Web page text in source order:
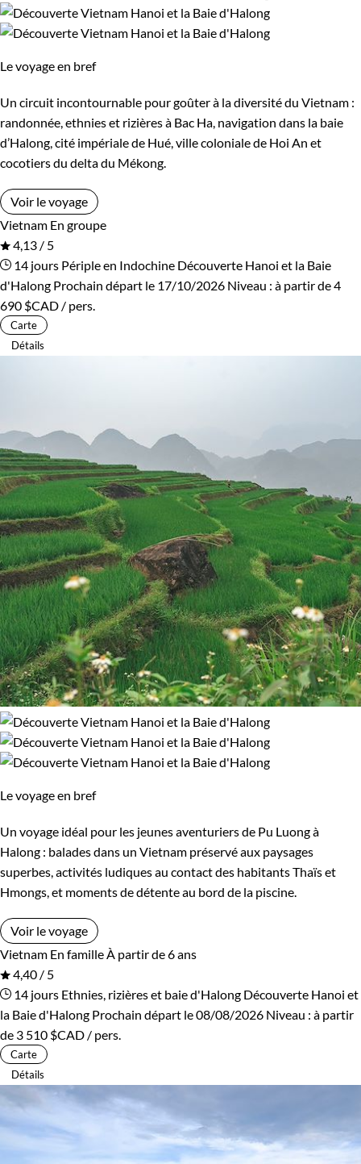
Le voyage en bref
Un circuit incontournable pour goûter à la diversité du Vietnam :
randonnée, ethnies et rizières à Bac Ha, navigation dans la baie
d’Halong, cité impériale de Hué, ville coloniale de Hoi An et
cocotiers du delta du Mékong.
Voir le voyage
Vietnam En groupe
4,13 / 5
14 jours Périple en Indochine Découverte Hanoi et la Baie
d'Halong Prochain départ le 17/10/2026 Niveau : à partir de4
690 $CAD / pers.
Carte
Détails
Le voyage en bref
Un voyage idéal pour les jeunes aventuriers de Pu Luong à
Halong : balades dans un Vietnam préservé aux paysages
superbes, activités ludiques au contact des habitants Thaïs et
Hmongs, et moments de détente au bord de la piscine.
Voir le voyage
Vietnam En famille À partir de 6 ans
4,40 / 5
14 jours Ethnies, rizières et baie d'Halong Découverte Hanoi et
la Baie d'Halong Prochain départ le 08/08/2026 Niveau : à partir
de 3 510 $CAD / pers.
Carte
Détails